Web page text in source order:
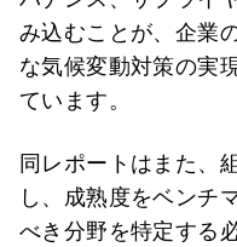
み込むことが、企業
な気候変動対策の実
ています。
同レポートはまた、
し、成熟度をベンチ
べき分野を特定する